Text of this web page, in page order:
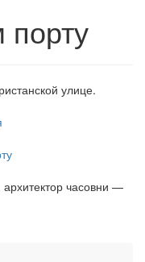
порту
улице.
часовни —